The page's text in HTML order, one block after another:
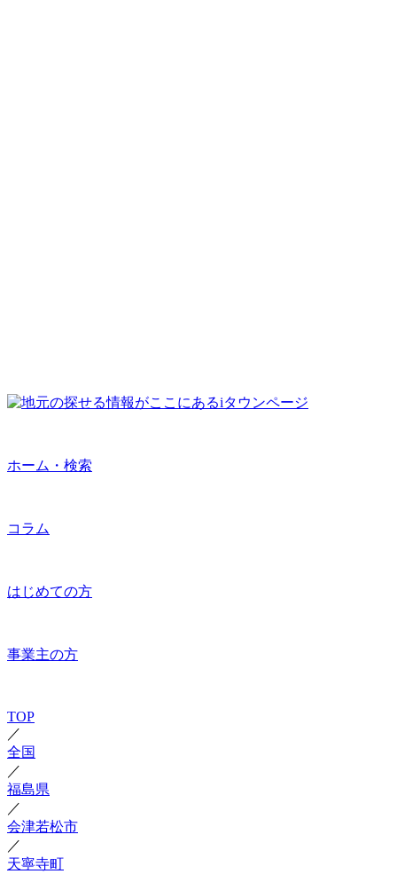
ホーム・検索
コラム
はじめての方
事業主の方
TOP
／
全国
／
福島県
／
会津若松市
／
天寧寺町